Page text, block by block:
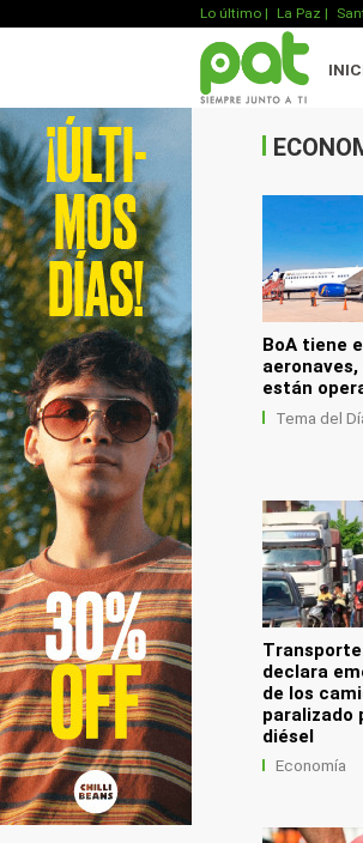
Lo último | La Paz |
.
BoA tiene
están
Tema del
declara
de los
paralizado
diésel
Economía